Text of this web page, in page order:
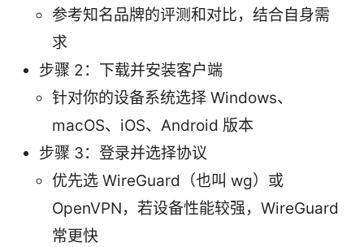
参考知名品牌的评测和对比，结合自身需
求
步骤 2：下载并安装客户端
针对你的设备系统选择 Windows、
macOS、iOS、Android 版本
步骤 3：登录并选择协议
优先选 WireGuard（也叫 wg）或
OpenVPN，若设备性能较强，WireGuard
常更快